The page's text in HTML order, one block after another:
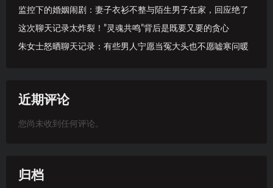
监控下的婚姻闹剧：妻子衣衫不整与陌生男子在家，回应绝了
这次聊天记录太炸裂！”灵魂共鸣”背后是既要又要的贪心
朱女士怒晒聊天记录：有些男人宁愿当冤大头也不愿嘘寒问暖
近期评论
您尚未收到任何评论。
归档